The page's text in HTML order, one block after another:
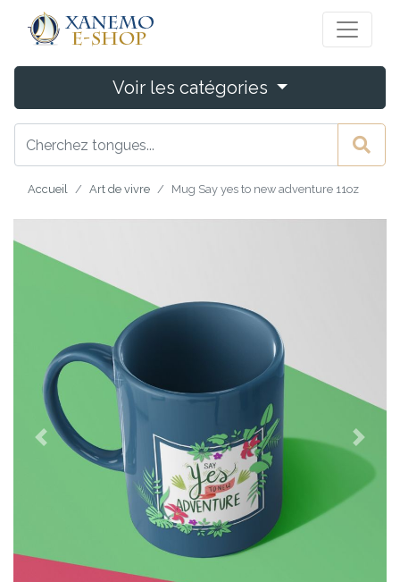
Voir les catégories
Accueil Art de vivre Mug Say yes to new adventure 11oz
Avant Apres